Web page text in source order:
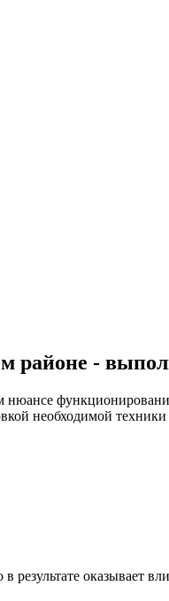
районе -
необходимой
оказывает